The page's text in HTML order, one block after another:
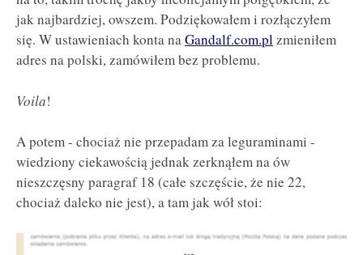
jak najbardziej, owszem. Podziękowałem i rozłączyłem
się. W ustawieniach konta naGandalf.com.plzmieniłem
adres na polski, zamówiłem bez problemu.
Voila!
A potem - chociaż nie przepadam za leguraminami -
wiedziony ciekawością jednak zerknąłem na ów
nieszczęsny paragraf 18 (całe szczęście, że nie 22,
chociaż daleko nie jest), a tam jak wół stoi: